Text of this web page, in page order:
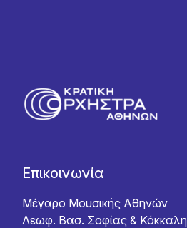
Επικοινωνία
Μέγαρο Μουσικής Αθηνών
Λεωφ. Βασ. Σοφίας & Κόκκαλη